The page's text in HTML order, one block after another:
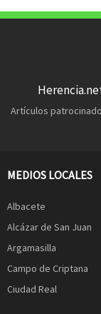
Artículos
MEDIOS LOCALES
Albacete
Alcázar de San Juan
Argamasilla
Campo de Criptana
Ciudad Real